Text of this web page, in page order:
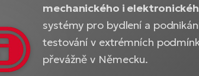
mechanického i
systémy pro bydlení a
testování v extrémních
převážně v Německu.